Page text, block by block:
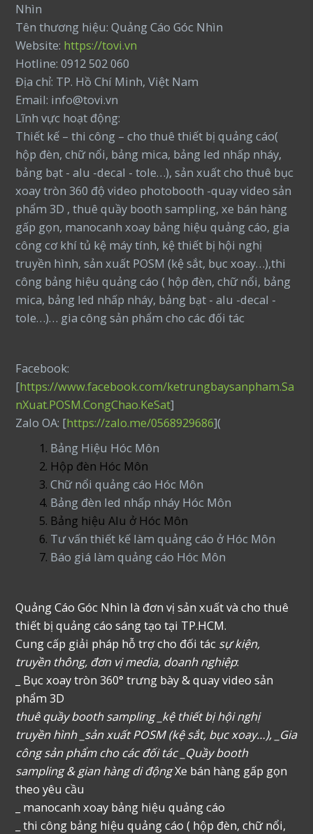
Nhìn
Tên thương hiệu: Quảng Cáo Góc Nhìn
Website: https://tovi.vn
Hotline: 0912 502 060
Địa chỉ: TP. Hồ Chí Minh, Việt Nam
Email: info@tovi.vn
Lĩnh vực hoạt động:
Thiết kế – thi công – cho thuê thiết bị quảng cáo(
hộp đèn, chữ nổi, bảng mica, bảng led nhấp nháy,
bảng bạt - alu -decal - tole…), sản xuất cho thuê bục
xoay tròn 360 độ video photobooth -quay video sản
phẩm 3D , thuê quầy booth sampling, xe bán hàng
gấp gọn, manocanh xoay bảng hiệu quảng cáo, gia
công cơ khí tủ kệ máy tính, kệ thiết bị hội nghị
truyền hình, sản xuất POSM (kệ sắt, bục xoay…),thi
công bảng hiệu quảng cáo ( hộp đèn, chữ nổi, bảng
mica, bảng led nhấp nháy, bảng bạt - alu -decal -
tole…)… gia công sản phẩm cho các đối tác
Facebook:
[https://www.facebook.com/ketrungbaysanpham.Sa
nXuat.POSM.CongChao.KeSat]
Zalo OA: [https://zalo.me/0568929686](
Bảng Hiệu Hóc Môn
Hộp đèn Hóc Môn
Chữ nổi quảng cáo Hóc Môn
Bảng đèn led nhấp nháy Hóc Môn
Bảng hiệu Alu ở Hóc Môn
Tư vấn thiết kế làm quảng cáo ở Hóc Môn
Báo giá làm quảng cáo Hóc Môn
Quảng Cáo Góc Nhìn là đơn vị sản xuất và cho thuê
thiết bị quảng cáo sáng tạo tại TP.HCM.
Cung cấp giải pháp hỗ trợ cho đối tác sự kiện,
truyền thông, đơn vị media, doanh nghiệp:
_ Bục xoay tròn 360° trưng bày & quay video sản
phẩm 3D
thuê quầy booth sampling _kệ thiết bị hội nghị
truyền hình _sản xuất POSM (kệ sắt, bục xoay…), _Gia
công sản phẩm cho các đối tác _Quầy booth
sampling & gian hàng di độngXe bán hàng gấp gọn
theo yêu cầu
_ manocanh xoay bảng hiệu quảng cáo
_ thi công bảng hiệu quảng cáo ( hộp đèn, chữ nổi,